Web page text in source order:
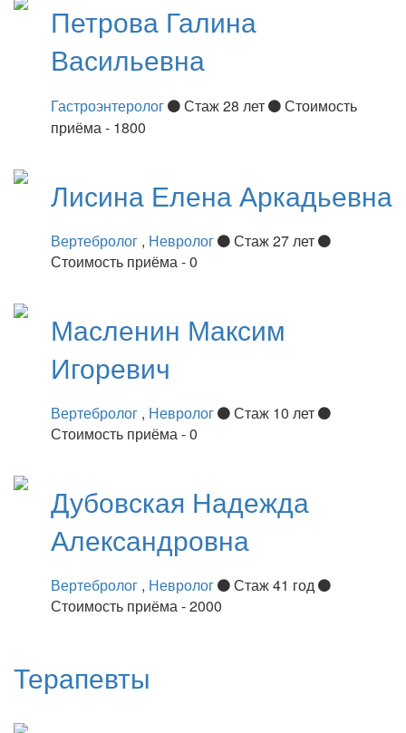
Петрова Галина
Васильевна
Гастроэнтеролог Стаж 28 лет
Стоимость
приёма - 1800
Лисина Елена Аркадьевна
Вертебролог , Невролог
Стаж 27 лет
Стоимость приёма - 0
Масленин Максим
Игоревич
Вертебролог , Невролог
Стаж 10 лет
Стоимость приёма - 0
Дубовская Надежда
Александровна
Вертебролог , Невролог
Стаж 41 год
Стоимость приёма - 2000
Терапевты